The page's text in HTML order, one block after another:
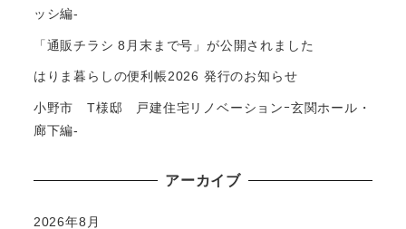
ッシ編-
「通販チラシ 8月末まで号」が公開されました
はりま暮らしの便利帳2026 発行のお知らせ
小野市 T様邸 戸建住宅リノベーションｰ玄関ホール・
廊下編-
アーカイブ
2026年8月